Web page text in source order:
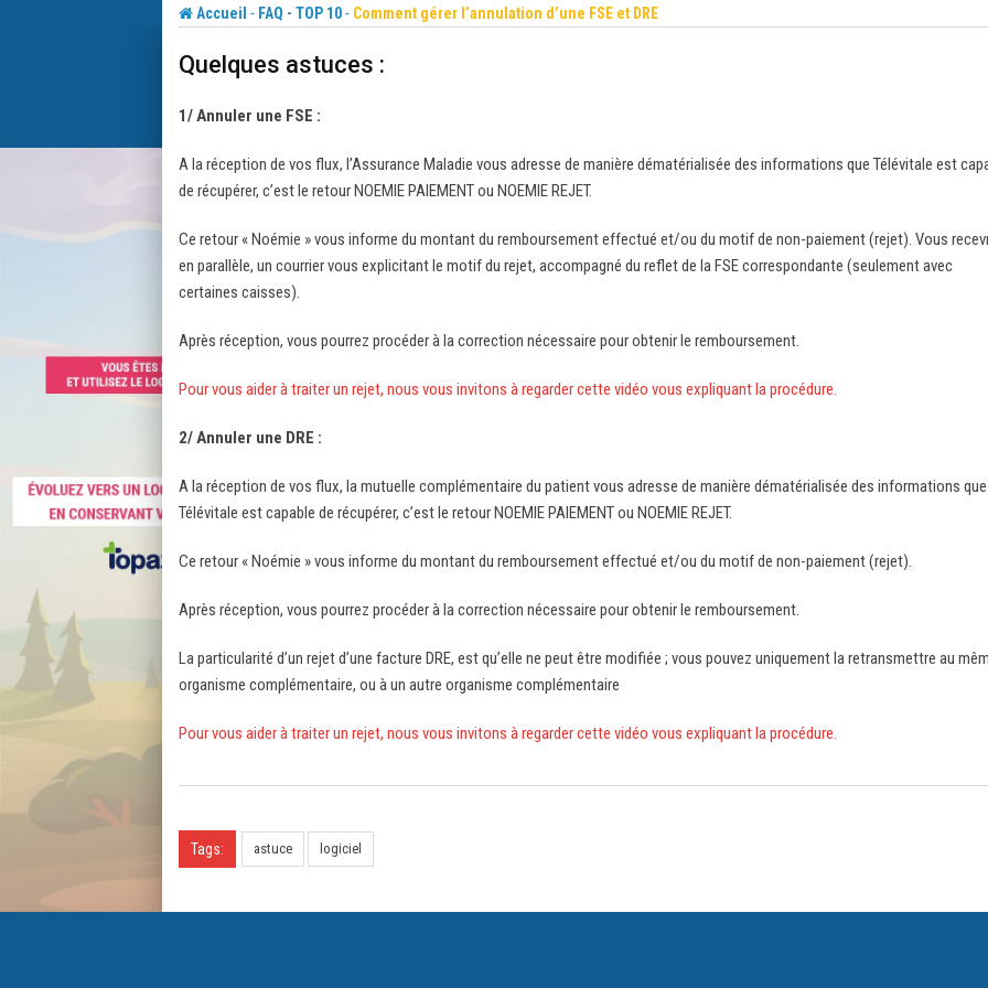
Accueil - FAQ - TOP 10- Comment gérer l’annulation d’une FSE et DRE
Quelques astuces :
1/ Annuler une FSE :
A la réception de vos flux, l’Assurance Maladie vous adresse de manière dématérialisée des informations que Télévitale est
de récupérer, c’est le retour NOEMIE PAIEMENT ou NOEMIE REJET.
Ce retour « Noémie » vous informe du montant du remboursement effectué et/ou du motif de non-paiement (rejet). Vous
en parallèle, un courrier vous explicitant le motif du rejet, accompagné du reflet de la FSE correspondante (seulement avec
certaines caisses).
Après réception, vous pourrez procéder à la correction nécessaire pour obtenir le remboursement.
Pour vous aider à traiter un rejet, nous vous invitons à regarder cette vidéo vous expliquant la procédure.
2/ Annuler une DRE :
A la réception de vos flux, la mutuelle complémentaire du patient vous adresse de manière dématérialisée des informations que
Télévitale est capable de récupérer, c’est le retour NOEMIE PAIEMENT ou NOEMIE REJET.
Ce retour « Noémie » vous informe du montant du remboursement effectué et/ou du motif de non-paiement (rejet).
Après réception, vous pourrez procéder à la correction nécessaire pour obtenir le remboursement.
La particularité d’un rejet d’une facture DRE, est qu’elle ne peut être modifiée ; vous pouvez uniquement la retransmettre au
organisme complémentaire, ou à un autre organisme complémentaire
Pour vous aider à traiter un rejet, nous vous invitons à regarder cette vidéo vous expliquant la procédure.
Tags: astuce logiciel